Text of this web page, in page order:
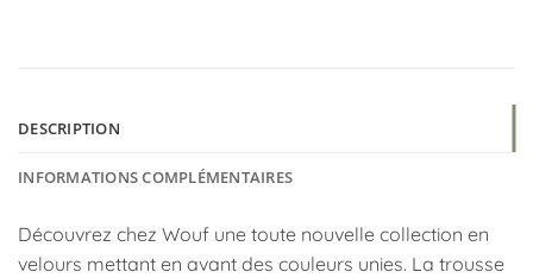
DESCRIPTION
INFORMATIONS COMPLÉMENTAIRES
Découvrez chez Wouf une toute nouvelle collection en
velours mettant en avant des couleurs unies. La trousse